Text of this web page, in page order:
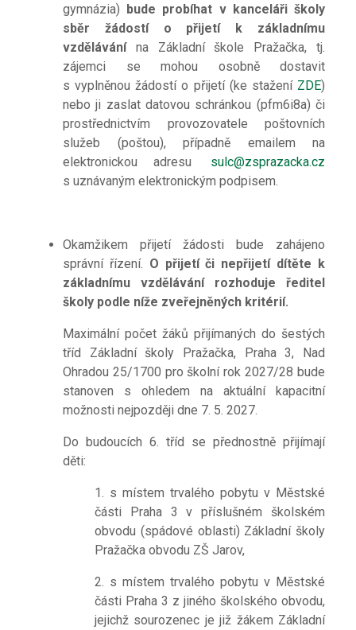
gymnázia) bude probíhat v kanceláři školy
sběr žádostí o přijetí k základnímu
vzdělávánína Základní škole Pražačka, tj.
zájemci se mohou osobně dostavit
s vyplněnou žádostí o přijetí (ke stažení ZDE)
nebo ji zaslat datovou schránkou (pfm6i8a) či
prostřednictvím provozovatele poštovních
služeb (poštou), případně emailem na
elektronickou adresu
sulc@zsprazacka.cz
s uznávaným elektronickým podpisem.
Okamžikem přijetí žádosti bude zahájeno
správní řízení. O přijetí či nepřijetí dítěte k
základnímu vzdělávání rozhoduje ředitel
školy podle níže zveřejněných kritérií.
Maximální počet žáků přijímaných do šestých
tříd Základní školy Pražačka, Praha 3, Nad
Ohradou 25/1700 pro školní rok 2027/28 bude
stanoven s ohledem na aktuální kapacitní
možnosti nejpozději dne 7. 5. 2027.
Do budoucích 6. tříd se přednostně přijímají
děti:
1. s místem trvalého pobytu v Městské
části Praha 3 v příslušném školském
obvodu (spádové oblasti) Základní školy
Pražačka obvodu ZŠ Jarov,
2. s místem trvalého pobytu v Městské
části Praha 3 z jiného školského obvodu,
jejichž sourozenec je již žákem Základní